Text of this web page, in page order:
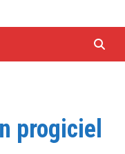
progiciel